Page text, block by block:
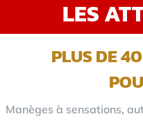
LES
PLUS DE
Manèges à sensations,